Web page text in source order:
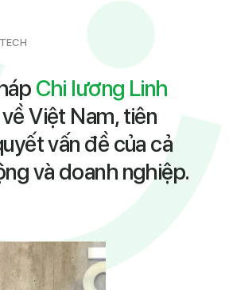
Chi lương Linh
Việt Nam, tiên
vấn đề của cả
và doanh nghiệp.